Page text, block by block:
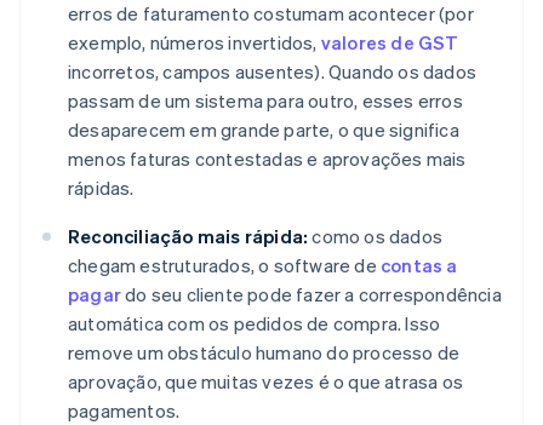
erros de faturamento costumam acontecer (por
exemplo, números invertidos, valores de GST
incorretos, campos ausentes). Quando os dados
passam de um sistema para outro, esses erros
desaparecem em grande parte, o que significa
menos faturas contestadas e aprovações mais
rápidas.
Reconciliação mais rápida: como os dados
chegam estruturados, o software de contas a
pagardo seu cliente pode fazer a correspondência
automática com os pedidos de compra. Isso
remove um obstáculo humano do processo de
aprovação, que muitas vezes é o que atrasa os
pagamentos.